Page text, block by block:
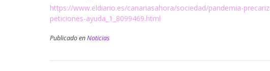
https://www.eldiario.es/canariasahora/sociedad/pandemia-
peticiones-ayuda_1_8099469.html
Publicado enNoticias